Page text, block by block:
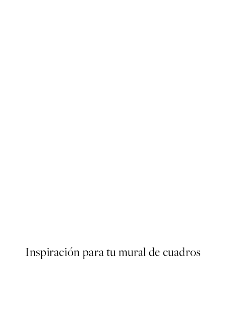
Inspiración para tu mural de cuadros